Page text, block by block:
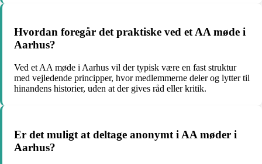
Hvordan foregår det praktiske ved et AA møde i
Aarhus?
Ved et AA møde i Aarhus vil der typisk være en fast struktur
med vejledende principper, hvor medlemmerne deler og lytter til
hinandens historier, uden at der gives råd eller kritik.
Er det muligt at deltage anonymt i AA møder i
Aarhus?